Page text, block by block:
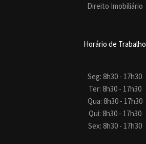
Direito Imobiliário
Horário de Trabalho
Seg: 8h30 - 17h30
Ter: 8h30 - 17h30
Qua: 8h30 - 17h30
Qui: 8h30 - 17h30
Sex: 8h30 - 17h30